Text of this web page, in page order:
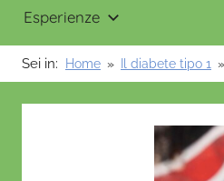
Esperienze
Sei in: Home Il diabete tipo 1